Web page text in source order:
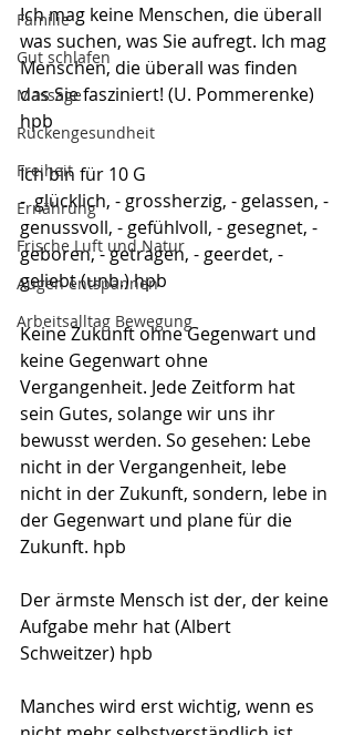
Familie
Gut schlafen
Massage
Rückengesundheit
Freiheit
Ernährung
Frische Luft und Natur
Augen entspannen
Arbeitsalltag Bewegung
Ich mag keine Menschen, die überall
was suchen, was Sie aufregt. Ich mag
Menschen, die überall was finden
das Sie fasziniert! (U. Pommerenke)
hpb
Ich bin für 10 G
-  glücklich, - grossherzig, - gelassen, -
genussvoll, - gefühlvoll, - gesegnet, -
geboren, - getragen, - geerdet, -
geliebt (unb.) hpb
Keine Zukunft ohne Gegenwart und
keine Gegenwart ohne
Vergangenheit. Jede Zeitform hat
sein Gutes, solange wir uns ihr
bewusst werden. So gesehen: Lebe
nicht in der Vergangenheit, lebe
nicht in der Zukunft, sondern, lebe in
der Gegenwart und plane für die
Zukunft. hpb
Der ärmste Mensch ist der, der keine
Aufgabe mehr hat (Albert
Schweitzer) hpb
Manches wird erst wichtig, wenn es